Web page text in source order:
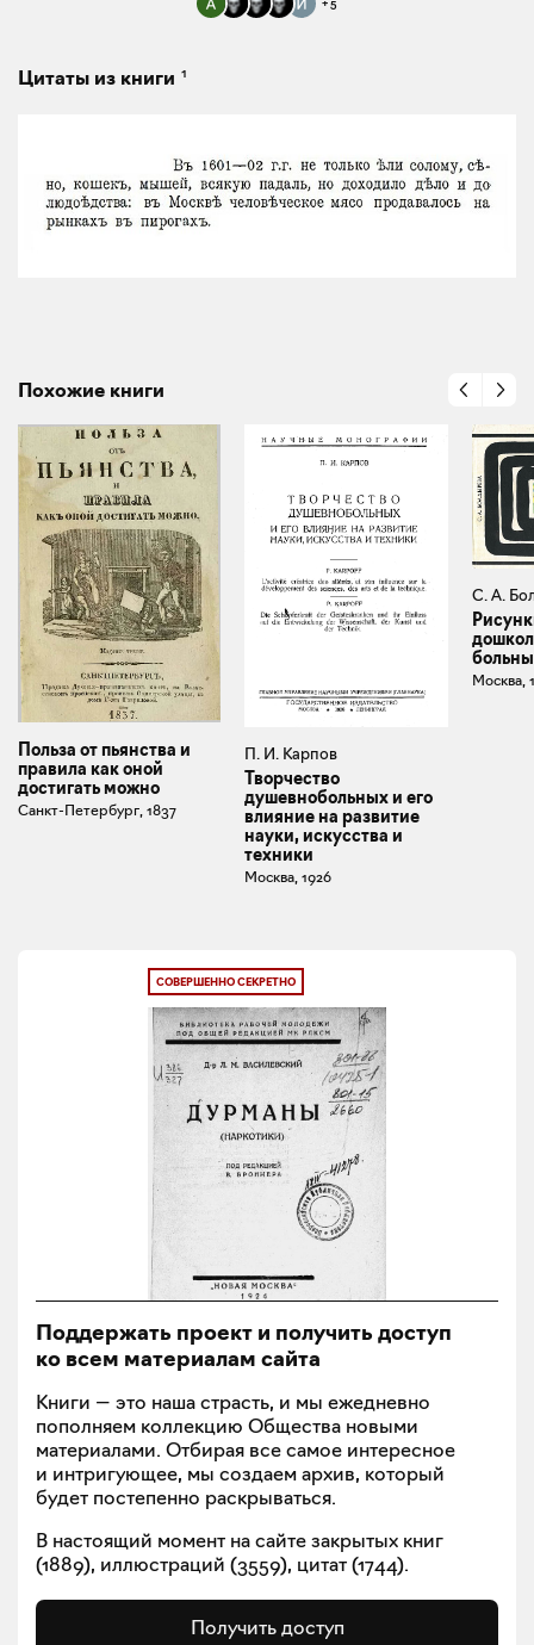
+5
Цитаты из книги 1
Похожие книги
Польза от пьянства и
правила как оной
достигать можно
Санкт-Петербург, 1837
П. И. Карпов
Творчество
душевнобольных и его
влияние на развитие
науки, искусства и
техники
Москва, 1926
С. А.
Москва,
СОВЕРШЕННО СЕКРЕТНО
Поддержать проект и получить доступ
ко всем материалам сайта
Книги — это наша страсть, и мы ежедневно
пополняем коллекцию Общества новыми
материалами. Отбирая все самое интересное
и интригующее, мы создаем архив, который
будет постепенно раскрываться.
В настоящий момент на сайте закрытых книг
(1889), иллюстраций (3559), цитат (1744).
Получить доступ